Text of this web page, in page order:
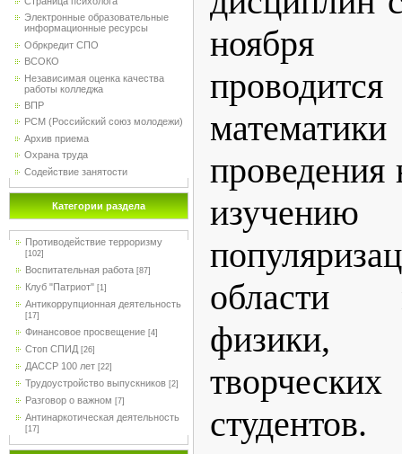
Электронные образовательные
информационные ресурсы
Обркредит СПО
ВСОКО
Независимая оценка качества
работы колледжа
ВПР
РСМ (Российский союз молодежи)
Архив приема
Охрана труда
Содействие занятости
Категории раздела
Противодействие терроризму
[102]
Воспитательная работа [87]
Клуб "Патриот" [1]
Антикоррупционная деятельность
[17]
Финансовое просвещение [4]
Стоп СПИД [26]
ДАССР 100 лет [22]
Трудоустройство выпускников [2]
Разговор о важном [7]
Антинаркотическая деятельность
[17]
ноября
проведения
области
студентов.